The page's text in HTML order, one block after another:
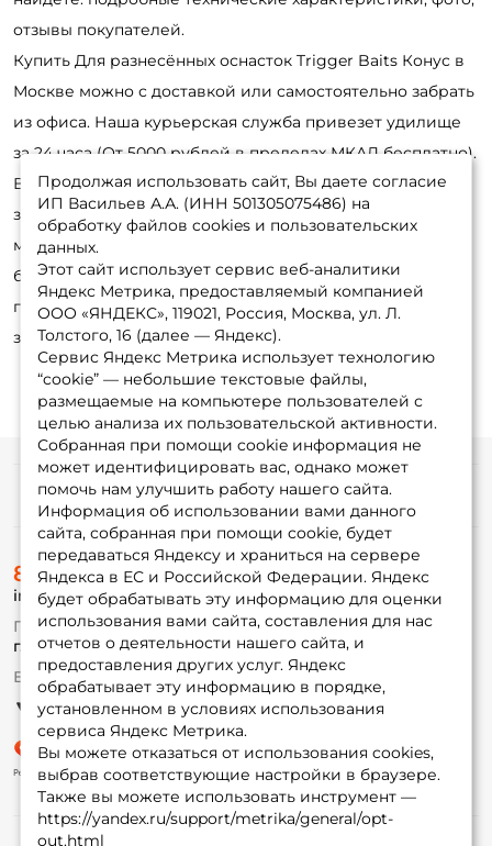
отзывы покупателей.
Купить Для разнесённых оснасток Trigger Baits Конус в
Москве можно с доставкой или самостоятельно забрать
из офиса. Наша курьерская служба привезет удилище
за 24 часа (От 5000 рублей в пределах МКАД бесплатно).
В регионы России отправка на следующий день после
заказа. Оформить заявку удобнее онлайн, в интернет-
магазине или по телефону. Обработка занимает не
более 30 минут. Позвоните нашим консультантам для
получения детальной информации и оформления
заказа: 8-495-532-77-88
Продолжая использовать сайт, Вы даете согласие
ИП Васильев А.А. (ИНН 501305075486) на
обработку файлов cookies и пользовательских
данных.
Этот сайт использует сервис веб-аналитики
Яндекс Метрика, предоставляемый компанией
ООО «ЯНДЕКС», 119021, Россия, Москва, ул. Л.
Толстого, 16 (далее — Яндекс).
Сервис Яндекс Метрика использует технологию
“cookie” — небольшие текстовые файлы,
размещаемые на компьютере пользователей с
целью анализа их пользовательской активности.
Собранная при помощи cookie информация не
может идентифицировать вас, однако может
помочь нам улучшить работу нашего сайта.
Информация об использовании вами данного
сайта, собранная при помощи cookie, будет
передаваться Яндексу и храниться на сервере
Яндекса в ЕС и Российской Федерации. Яндекс
будет обрабатывать эту информацию для оценки
использования вами сайта, составления для нас
отчетов о деятельности нашего сайта, и
предоставления других услуг. Яндекс
обрабатывает эту информацию в порядке,
установленном в условиях использования
сервиса Яндекс Метрика.
Вы можете отказаться от использования cookies,
выбрав соответствующие настройки в браузере.
Также вы можете использовать инструмент —
https://yandex.ru/support/metrika/general/opt-
out.html
Информация
О магазине
Доставка
Оплата
Fox-bonus
Гуру
Партнерская программа
8 (495) 532-77-88
info@foxfishing.ru
По вопросам с заказом
г. Москва, ул. Плеханова д.7
Ежедневно 10:00 до 20:00